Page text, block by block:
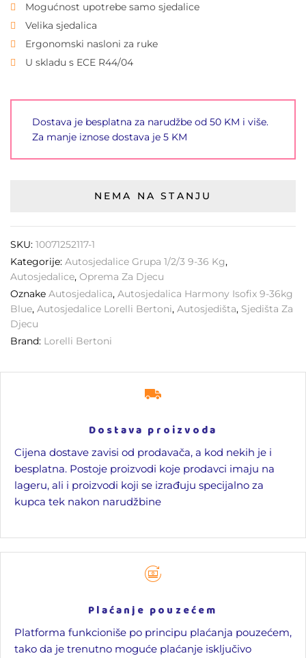
Mogućnost upotrebe samo sjedalice
Velika sjedalica
Ergonomski nasloni za ruke
U skladu s ECE R44/04
Dostava je besplatna za narudžbe od 50 KM i više.
Za manje iznose dostava je 5 KM
NEMA NA STANJU
SKU: 10071252117-1
Kategorije: Autosjedalice Grupa 1/2/3 9-36 Kg,
Autosjedalice, Oprema Za Djecu
Oznake Autosjedalica, Autosjedalica Harmony Isofix 9-36kg
Blue, Autosjedalice Lorelli Bertoni, Autosjedišta, Sjedišta Za
Djecu
Brand: Lorelli Bertoni
Dostava proizvoda
Cijena dostave zavisi od prodavača, a kod nekih je i
besplatna. Postoje proizvodi koje prodavci imaju na
lageru, ali i proizvodi koji se izrađuju specijalno za
kupca tek nakon narudžbine
Plaćanje pouzećem
Platforma funkcioniše po principu plaćanja pouzećem,
tako da je trenutno moguće plaćanje isključivo